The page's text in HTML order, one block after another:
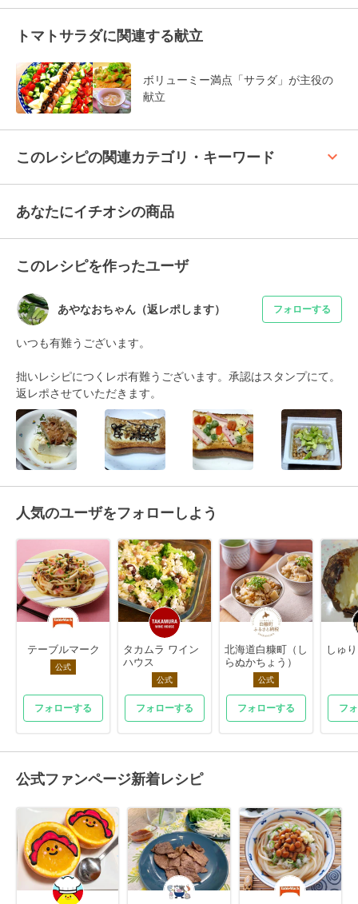
トマトサラダに関連する献立
ボリューミー満点「サラダ」が主役の
献立
このレシピの関連カテゴリ・キーワード keyboard_arrow_up
あなたにイチオシの商品
このレシピを作ったユーザ
あやなおちゃん（返レポします） フォローする
いつも有難うございます。
拙いレシピにつくレポ有難うございます。承認はスタンプにて。
返レポさせていただきます。
人気のユーザをフォローしよう
テーブルマーク
公式
フォローする
タカムラ ワイン
ハウス
公式
フォローする
北海道白糠町（し
らぬかちょう）
公式
フォローする
しゅ
フ
公式ファンページ新着レシピ